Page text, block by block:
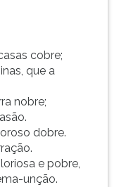
cobre;
que a
nobre;
dobre.
e pobre,
unção.